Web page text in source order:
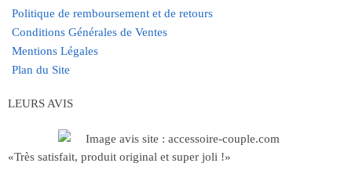
Politique de remboursement et de retours
Conditions Générales de Ventes
Mentions Légales
Plan du Site
LEURS AVIS
«Très satisfait, produit original et super joli !»